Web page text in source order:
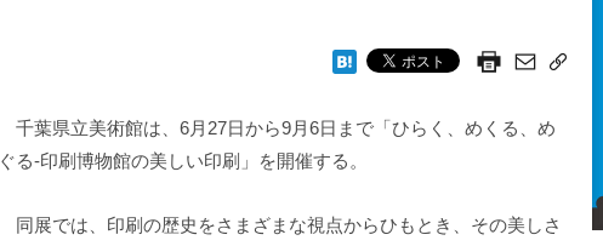
千葉県立美術館は、6月27日から9月6日まで「ひらく、めくる、め
ぐる-印刷博物館の美しい印刷」を開催する。
同展では、印刷の歴史をさまざまな視点からひもとき、その美しさ